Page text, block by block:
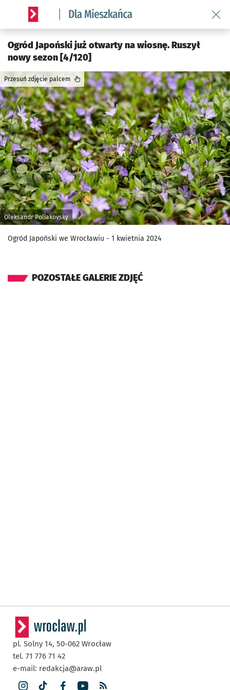
Serwis informacyjny wroclaw.pl podserwis: Dla mieszkańca
Ogród Japoński już otwarty na wiosnę. Ruszył
nowy sezon [4/120]
Oleksandr Poliakovsky
Przesuń zdjęcie palcem
Ogród Japoński we Wrocławiu - 1 kwietnia 2024
POZOSTAŁE GALERIE ZDJĘĆ
pl. Solny 14, 50-062 Wrocław
tel. 71 776 71 42
e-mail: redakcja@araw.pl